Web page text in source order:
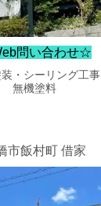
問い合わせ☆
・シーリング工事
無機塗料
市飯村町 借家